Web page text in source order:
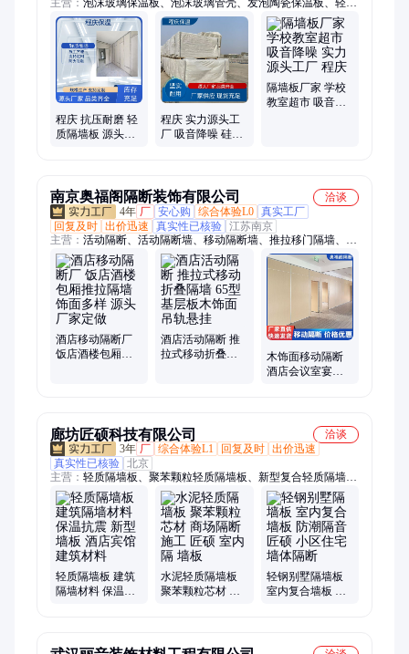
隔墙板、聚苯颗粒轻质隔墙板、岩棉管、玻璃棉管、硅酸铝管、
岩棉板、橡塑板、橡塑管、防排烟玻璃棉板、防排烟岩棉板
程庆 抗压耐磨 轻
质隔墙板 源头工
程庆 实力源头工
厂 吸音降噪 硅酸
隔墙板厂家 学校
教室超市 吸音降
南京奥福阁隔断装饰有限公司
洽谈
4年 厂 安心购 综合体验L0 真实工厂
回复及时 出价迅速 真实性已核验 江苏南京
主营： 活动隔断、活动隔断墙、移动隔断墙、推拉移门隔墙、酒
店活动隔断、酒店隔断、移动隔断屏风、活动屏风隔断、宴会厅
隔断、活动折叠隔断
酒店移动隔断厂
饭店酒楼包厢推
酒店活动隔断 推
拉式移动折叠隔
木饰面移动隔断
酒店会议室宴会
廊坊匠硕科技有限公司
洽谈
3年 厂 综合体验L1 回复及时 出价迅速
真实性已核验 北京
主营： 轻质隔墙板、聚苯颗粒轻质隔墙板、新型复合轻质隔墙
板、防火隔墙板、建筑轻质隔墙板、轻质复合隔墙板、轻质保温
隔墙板、装配式隔墙板、隔墙板、轻质隔墙条板、新型轻质隔墙
板、复合轻质隔墙板、保温轻质隔墙板、复合隔墙板、聚苯颗粒
隔墙板、防火轻质隔墙板、装配式轻质隔墙板、节能轻质隔墙
板、轻质隔墙保温板、室内轻质隔墙板、隔音轻质隔墙板、钢结
构轻质隔墙板、复合墙板、轻质墙板、聚苯颗粒轻质复合墙板
轻质隔墙板 建筑
隔墙材料 保温抗
水泥轻质隔墙板
聚苯颗粒芯材 商
轻钢别墅隔墙板
室内复合墙板 防